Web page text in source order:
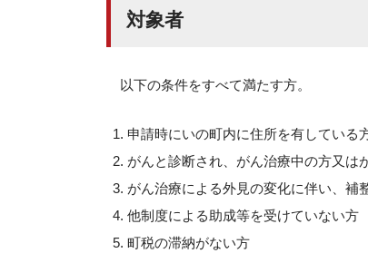
対象者
以下の条件をすべて満たす方。
申請時にいの町内に住所を有している
がんと診断され、がん治療中の方又は
がん治療による外見の変化に伴い、補
他制度による助成等を受けていない方
町税の滞納がない方